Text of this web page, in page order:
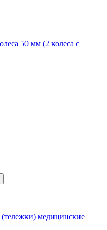
50 мм (2 колеса с
медицинские